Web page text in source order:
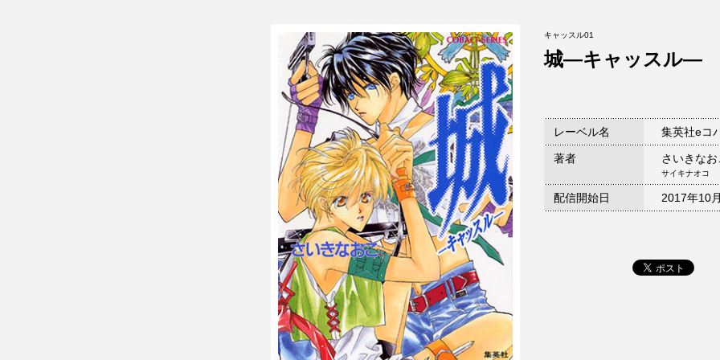
キャッスル01
城―キャッスル―
レーベル名 集英社eコ
著者 さいきなお
サイキナオコ
配信開始日 2017年10